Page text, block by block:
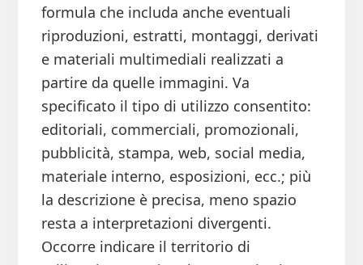
formula che includa anche eventuali
riproduzioni, estratti, montaggi, derivati
e materiali multimediali realizzati a
partire da quelle immagini. Va
specificato il tipo di utilizzo consentito:
editoriali, commerciali, promozionali,
pubblicità, stampa, web, social media,
materiale interno, esposizioni, ecc.; più
la descrizione è precisa, meno spazio
resta a interpretazioni divergenti.
Occorre indicare il territorio di